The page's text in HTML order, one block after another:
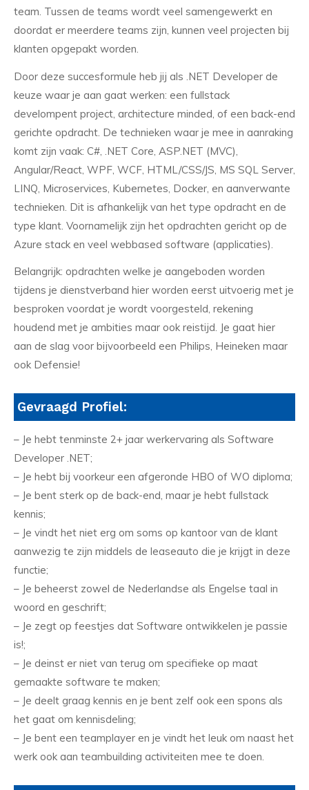
team. Tussen de teams wordt veel samengewerkt en
doordat er meerdere teams zijn, kunnen veel projecten bij
klanten opgepakt worden.
Door deze succesformule heb jij als .NET Developer de
keuze waar je aan gaat werken: een fullstack
develompent project, architecture minded, of een back-end
gerichte opdracht. De technieken waar je mee in aanraking
komt zijn vaak: C#, .NET Core, ASP.NET (MVC),
Angular/React, WPF, WCF, HTML/CSS/JS, MS SQL Server,
LINQ, Microservices, Kubernetes, Docker, en aanverwante
technieken. Dit is afhankelijk van het type opdracht en de
type klant. Voornamelijk zijn het opdrachten gericht op de
Azure stack en veel webbased software (applicaties).
Belangrijk: opdrachten welke je aangeboden worden
tijdens je dienstverband hier worden eerst uitvoerig met je
besproken voordat je wordt voorgesteld, rekening
houdend met je ambities maar ook reistijd. Je gaat hier
aan de slag voor bijvoorbeeld een Philips, Heineken maar
ook Defensie!
Gevraagd Profiel:
– Je hebt tenminste 2+ jaar werkervaring als Software
Developer .NET;
– Je hebt bij voorkeur een afgeronde HBO of WO diploma;
– Je bent sterk op de back-end, maar je hebt fullstack
kennis;
– Je vindt het niet erg om soms op kantoor van de klant
aanwezig te zijn middels de leaseauto die je krijgt in deze
functie;
– Je beheerst zowel de Nederlandse als Engelse taal in
woord en geschrift;
– Je zegt op feestjes dat Software ontwikkelen je passie
is!;
– Je deinst er niet van terug om specifieke op maat
gemaakte software te maken;
– Je deelt graag kennis en je bent zelf ook een spons als
het gaat om kennisdeling;
– Je bent een teamplayer en je vindt het leuk om naast het
werk ook aan teambuilding activiteiten mee te doen.